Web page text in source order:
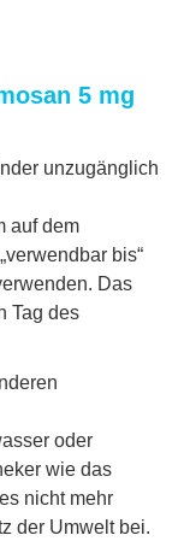
5 mg
unzugänglich
auf dem
bis“
Das
Tag des
oder
wie das
nicht mehr
der Umwelt bei.